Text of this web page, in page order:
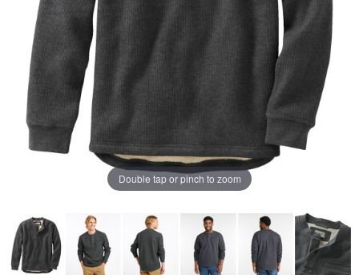
Double tap or pinch to zoom